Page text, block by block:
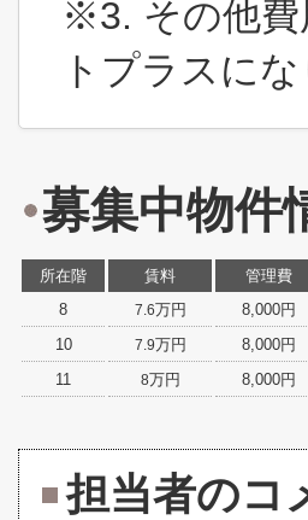
※3. その他費
トプラスにな
募集中物件
所在階 賃料 管理費
8
7.6万円 8,000円
10
7.9万円 8,000円
11
8万円 8,000円
担当者のコ